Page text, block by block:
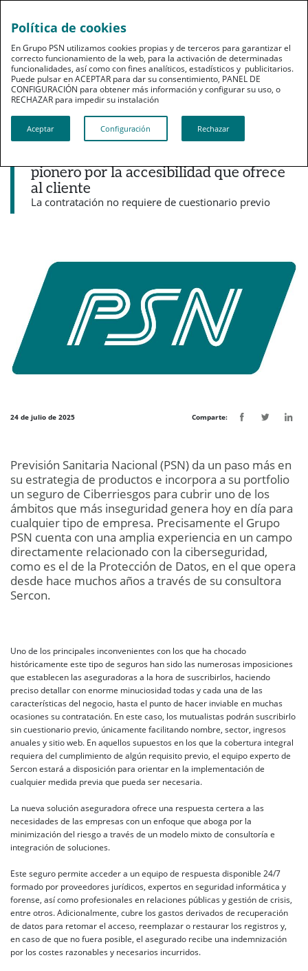
Noticias destacadas
PSN entra en el mercado de la
pionero por la accesibilidad que ofrece
al cliente
La contratación no requiere de cuestionario previo
24 de julio de 2025 Comparte:
Previsión Sanitaria Nacional (PSN) da un paso más en
su estrategia de productos e incorpora a su portfolio
un seguro de Ciberriesgos para cubrir uno de los
ámbitos que más inseguridad genera hoy en día para
cualquier tipo de empresa. Precisamente el Grupo
PSN cuenta con una amplia experiencia en un campo
directamente relacionado con la ciberseguridad,
como es el de la Protección de Datos, en el que opera
desde hace muchos años a través de su consultora
Sercon.
Uno de los principales inconvenientes con los que ha chocado
históricamente este tipo de seguros han sido las numerosas imposiciones
que establecen las aseguradoras a la hora de suscribirlos, haciendo
preciso detallar con enorme minuciosidad todas y cada una de las
características del negocio, hasta el punto de hacer inviable en muchas
ocasiones su contratación. En este caso, los mutualistas podrán suscribirlo
sin cuestionario previo, únicamente facilitando nombre, sector, ingresos
anuales y sitio web. En aquellos supuestos en los que la cobertura integral
requiera del cumplimiento de algún requisito previo, el equipo experto de
Sercon estará a disposición para orientar en la implementación de
cualquier medida previa que pueda ser necesaria.
La nueva solución aseguradora ofrece una respuesta certera a las
necesidades de las empresas con un enfoque que aboga por la
minimización del riesgo a través de un modelo mixto de consultoría e
integración de soluciones.
Este seguro permite acceder a un equipo de respuesta disponible 24/7
formado por proveedores jurídicos, expertos en seguridad informática y
forense, así como profesionales en relaciones públicas y gestión de crisis,
entre otros. Adicionalmente, cubre los gastos derivados de recuperación
de datos para retomar el acceso, reemplazar o restaurar los registros y,
en caso de que no fuera posible, el asegurado recibe una indemnización
por los costes razonables y necesarios incurridos.
Política de cookies
En Grupo PSN utilizamos cookies propias y de terceros para garantizar el
correcto funcionamiento de la web, para la activación de determinadas
funcionalidades, así como con fines analíticos, estadísticos y publicitarios.
Puede pulsar en ACEPTAR para dar su consentimiento, PANEL DE
CONFIGURACIÓN para obtener más información y configurar su uso, o
RECHAZAR para impedir su instalación​​​​​​​
Aceptar Configuración Rechazar